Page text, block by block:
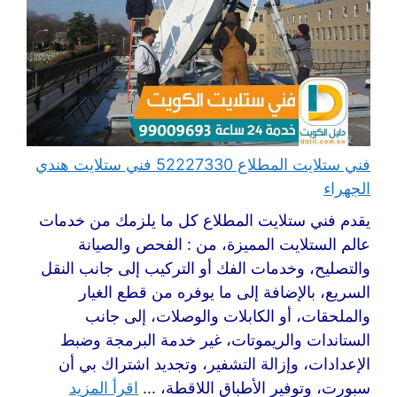
فني ستلايت المطلاع 52227330 فني ستلايت هندي
الجهراء
يقدم فني ستلايت المطلاع كل ما يلزمك من خدمات
عالم الستلايت المميزة، من : الفحص والصيانة
والتصليح، وخدمات الفك أو التركيب إلى جانب النقل
السريع، بالإضافة إلى ما يوفره من قطع الغيار
والملحقات، أو الكابلات والوصلات، إلى جانب
الستاندات والريموتات، غير خدمة البرمجة وضبط
الإعدادات، وإزالة التشفير، وتجديد اشتراك بي أن
سبورت، وتوفير الأطباق اللاقطة، ... اقرأ المزيد